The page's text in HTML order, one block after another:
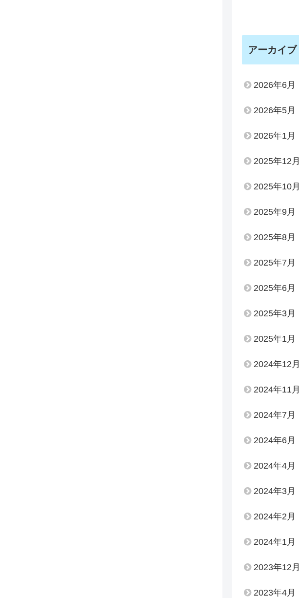
アーカイブ
2026年6月
2026年5月
2026年1月
2025年12月
2025年10月
2025年9月
2025年8月
2025年7月
2025年6月
2025年3月
2025年1月
2024年12月
2024年11月
2024年7月
2024年6月
2024年4月
2024年3月
2024年2月
2024年1月
2023年12月
2023年4月